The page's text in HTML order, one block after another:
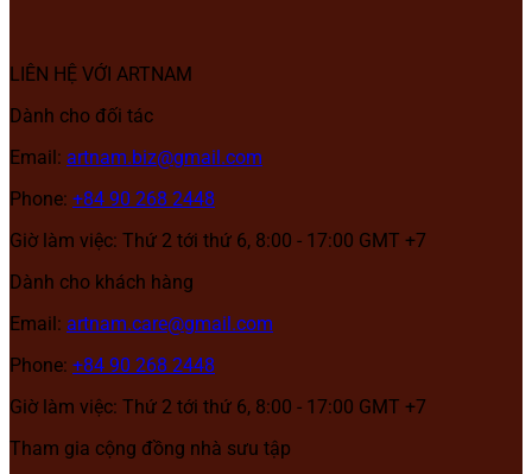
LIÊN HỆ VỚI ARTNAM
Dành cho đối tác
Email: artnam.biz@gmail.com
Phone: +84 90 268 2448
Giờ làm việc: Thứ 2 tới thứ 6, 8:00 - 17:00 GMT +7
Dành cho khách hàng
Email: artnam.care@gmail.com
Phone: +84 90 268 2448
Giờ làm việc: Thứ 2 tới thứ 6, 8:00 - 17:00 GMT +7
Tham gia cộng đồng nhà sưu tập